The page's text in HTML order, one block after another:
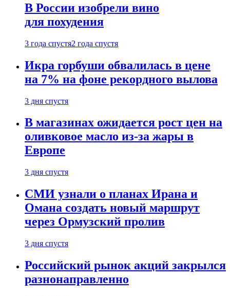
В России изобрели вино
для похудения
3 года спустя2 года спустя
Икра горбуши обвалилась в цене
на 7% на фоне рекордного вылова
3 дня спустя
В магазинах ожидается рост цен на
оливковое масло из-за жары в
Европе
3 дня спустя
СМИ узнали о планах Ирана и
Омана создать новый маршрут
через Ормузский пролив
3 дня спустя
Российский рынок акций закрылся
разнонаправленно